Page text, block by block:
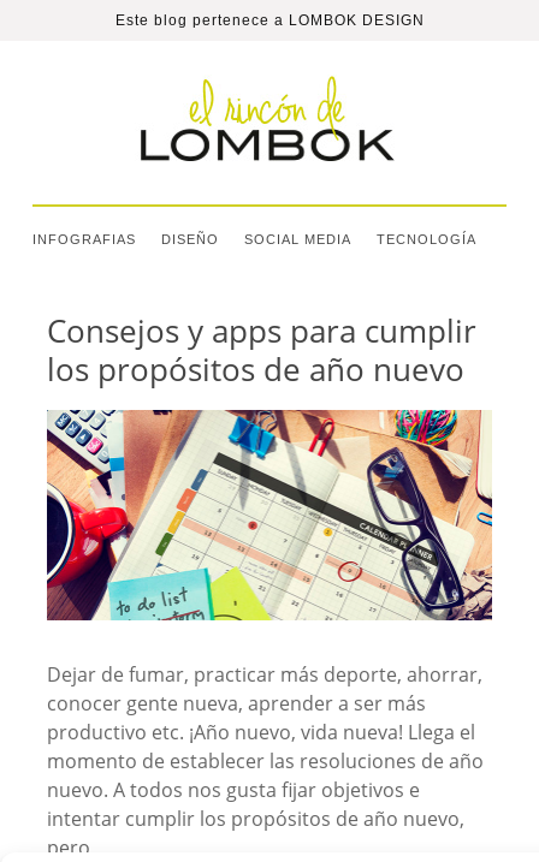
Este blog pertenece a LOMBOK DESIGN
INFOGRAFIAS DISEÑO SOCIAL MEDIA TECNOLOGÍA
Consejos y apps para cumplir
los propósitos de año nuevo
Dejar de fumar, practicar más deporte, ahorrar,
conocer gente nueva, aprender a ser más
productivo etc. ¡Año nuevo, vida nueva! Llega el
momento de establecer las resoluciones de año
nuevo. A todos nos gusta fijar objetivos e
intentar cumplir los propósitos de año nuevo,
pero